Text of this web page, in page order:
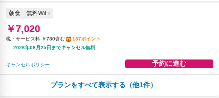
朝食 無料WiFi
￥7,020
税・サービス料 ￥780含む
187ポイント
2026年08月25日までキャンセル無料
キャンセルポリシー 予約に進む
無料WiFi
プランをすべて表示する（他1件）